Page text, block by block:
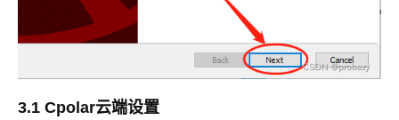
3.1 Cpolar云端设置